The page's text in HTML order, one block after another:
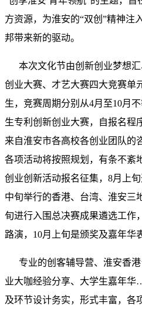
方资源，为淮安的“双创”精神注
邦带来新的驱动。
本次文化节由创新创业梦想汇
创业大赛、才艺大赛四大竞赛单
生，竞赛周期分别从4月至10月
生专利创新创业大赛，自报名程
来自淮安市各高校各创业团队的
各项活动将按照规划，有条不紊
创业创新活动报名征集，8月上
中旬举行的香港、台湾、淮安三
旬进行入围总决赛成果遴选工作
路演，10月上旬是颁奖及嘉年华
专业的创客辅导营、淮安香港
业大咖经验分享、大学生嘉年
及环节设计务实，形式丰富，各